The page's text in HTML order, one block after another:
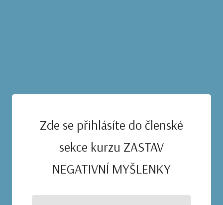
Zde se přihlásíte do členské
sekce kurzu ZASTAV
NEGATIVNÍ MYŠLENKY